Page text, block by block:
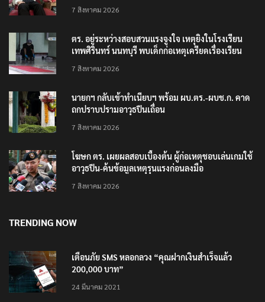
7 สิงหาคม 2026
ตร. อยู่ระหว่างสอบสวนแรงจูงใจ เหตุยิงในโรงเรียน
เทพศิรินทร์ นนทบุรี พบเด็กก่อเหตุเครียดเรื่องเรียน
7 สิงหาคม 2026
นายกฯ กลับเข้าทำเนียบฯ พร้อม ผบ.ตร.-ผบช.ก. คาด
ถกปราบปรามอาวุธปืนเถื่อน
7 สิงหาคม 2026
โฆษก ตร. เผยผลสอบเบื้องต้น ผู้ก่อเหตุชอบเล่นเกมใช้
อาวุธปืน-ค้นข้อมูลเหตุรุนแรงก่อนลงมือ
7 สิงหาคม 2026
TRENDING NOW
เตือนภัย SMS หลอกลวง “คุณฝากเงินสำเร็จแล้ว
200,000 บาท”
24 มีนาคม 2021